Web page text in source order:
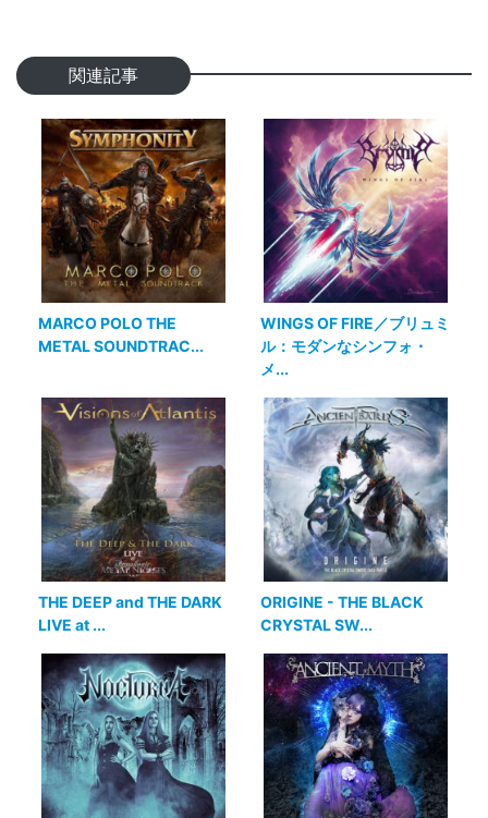
関連記事
MARCO POLO THE
METAL SOUNDTRAC...
WINGS OF FIRE／ブリュミ
ル：モダンなシンフォ・
メ...
THE DEEP and THE DARK
LIVE at ...
ORIGINE - THE BLACK
CRYSTAL SW...